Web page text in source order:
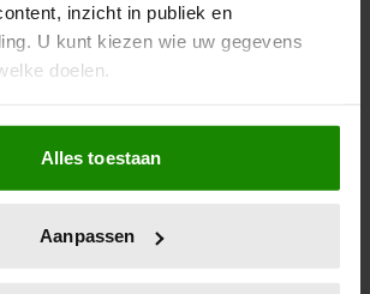
inzicht in publiek en
U kunt kiezen wie uw gegevens
doelen.
willen we ook graag:
verzamelen over uw geografische
een paar meter nauwkeurig kan zijn
eigenschappen (fingerprinting)
Alles toestaan
Aanpassen